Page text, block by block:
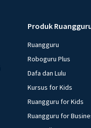
Produk
Ruangguru
Roboguru Plus
Dafa dan Lulu
Kursus for Kids
Ruangguru for Kids
Ruangguru for